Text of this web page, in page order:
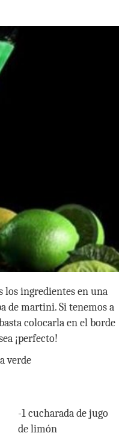
los ingredientes en una
de martini. Si tenemos a
colocarla en el borde
¡perfecto!
verde
-1 cucharada de jugo
de limón